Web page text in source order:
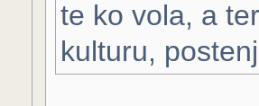
te ko vola, a
kulturu,